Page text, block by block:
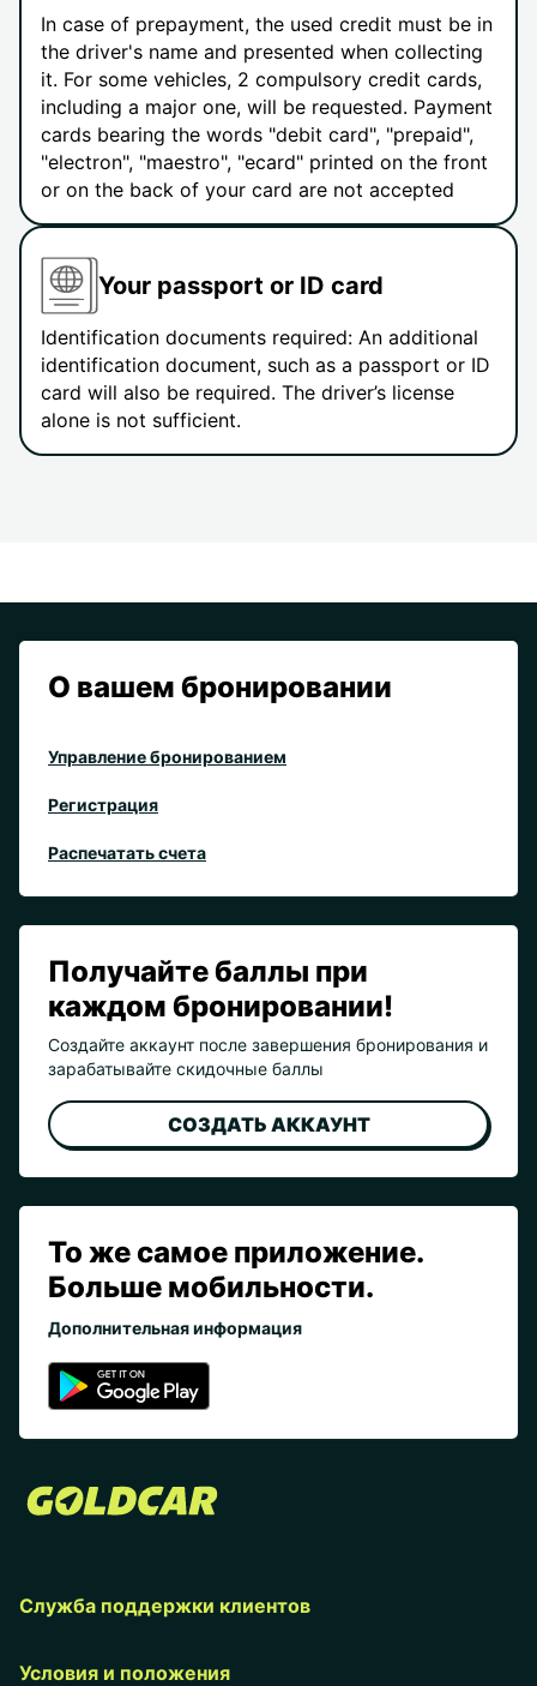
In case of prepayment, the used credit must be in
the driver's name and presented when collecting
it. For some vehicles, 2 compulsory credit cards,
including a major one, will be requested. Payment
cards bearing the words "debit card", "prepaid",
"electron", "maestro", "ecard" printed on the front
or on the back of your card are not accepted
Your passport or ID card
Identification documents required: An additional
identification document, such as a passport or ID
card will also be required. The driver’s license
alone is not sufficient.
О вашем бронировании
Управление бронированием
Регистрация
Распечатать счета
Получайте баллы при
каждом бронировании!
Создайте аккаунт после завершения бронирования и
зарабатывайте скидочные баллы
СОЗДАТЬ АККАУНТ
То же самое приложение.
Больше мобильности.
Дополнительная информация
Служба поддержки клиентов
Условия и положения